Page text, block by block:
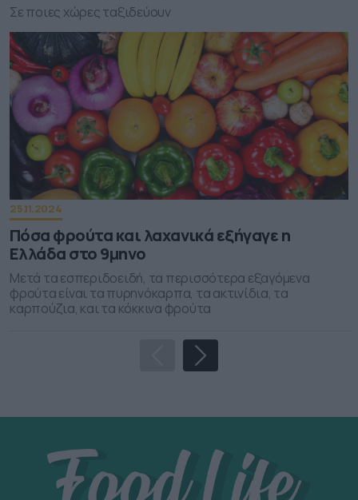
Σε ποιες χώρες ταξιδεύουν
25.11.2024
Πόσα φρούτα και λαχανικά εξήγαγε η
Ελλάδα στο 9μηνο
Μετά τα εσπεριδοειδή, τα περισσότερα εξαγόμενα
φρούτα είναι τα πυρηνόκαρπα, τα ακτινίδια, τα
καρπούζια, και τα κόκκινα φρούτα